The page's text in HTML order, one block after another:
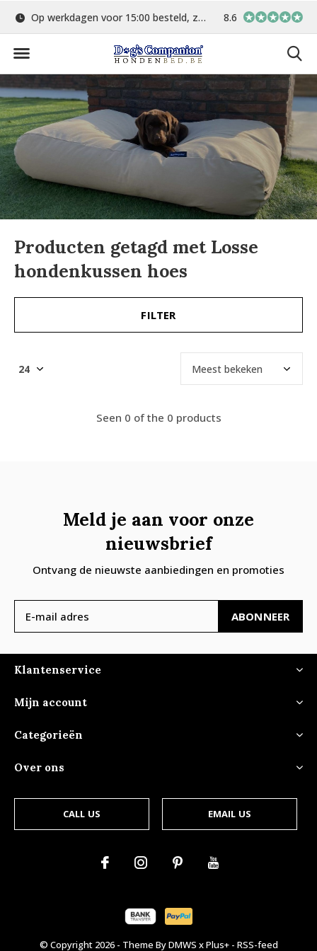
Op werkdagen voor 15:00 besteld, zelfde dag verstuurd Gratis verzending
8.6
Producten getagd met Losse
hondenkussen hoes
FILTER
Seen 0 of the 0 products
Meld je aan voor onze
nieuwsbrief
Ontvang de nieuwste aanbiedingen en promoties
ABONNEER
Klantenservice
Mijn account
Categorieën
Over ons
CALL US EMAIL US
© Copyright 2026- Theme ByDMWS xPlus+- RSS-feed